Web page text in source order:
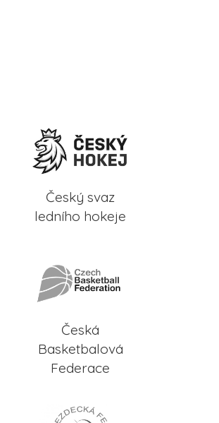
Český svaz
ledního hokeje
Česká
Basketbalová
Federace